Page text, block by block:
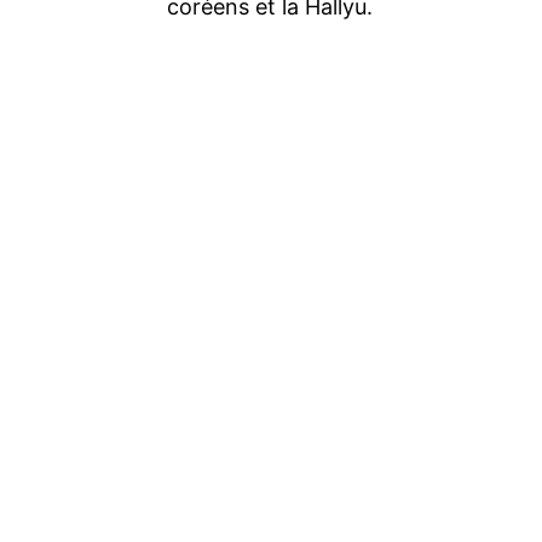
coréens et la Hallyu.